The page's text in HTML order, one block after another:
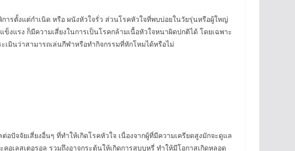
ารตั้งแต่กำเนิด หรือ ผนังหัวใจรั่ว ส่วนโรคหัวใจที่พบบ่อยในวัยรุ่นหรือผู้ใหญ่
แรง ก็มีความเสี่ยงในการเป็นโรคกล้ามเนื้อหัวใจหนาผิดปกติได้ โดยเฉพาะ
มินว่าสามารถเล่นกีฬาหรือทำกิจกรรมที่หักโหมได้หรือไม่
ปัจจัยเสี่ยงอื่นๆ ที่ทำให้เกิดโรคหัวใจ เนื่องจากผู้ที่มีความเครียดสูงมักจะดูแล
เลสเตอรอล รวมถึงอาจกระตุ้นให้เกิดการสูบบุหรี่ ทำให้มีโอกาสเกิดหลอด